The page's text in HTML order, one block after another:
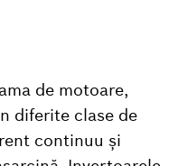
de motoare,
diferite clase de
continuu și